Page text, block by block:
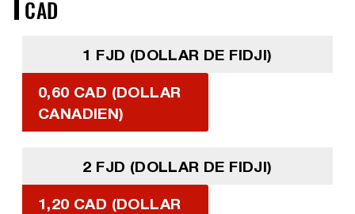
CAD
1 FJD (DOLLAR DE FIDJI)
0,60 CAD (DOLLAR
CANADIEN)
2 FJD (DOLLAR DE FIDJI)
1,20 CAD (DOLLAR